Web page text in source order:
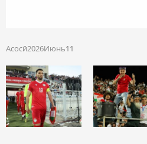
Асосӣ2026Июнь11